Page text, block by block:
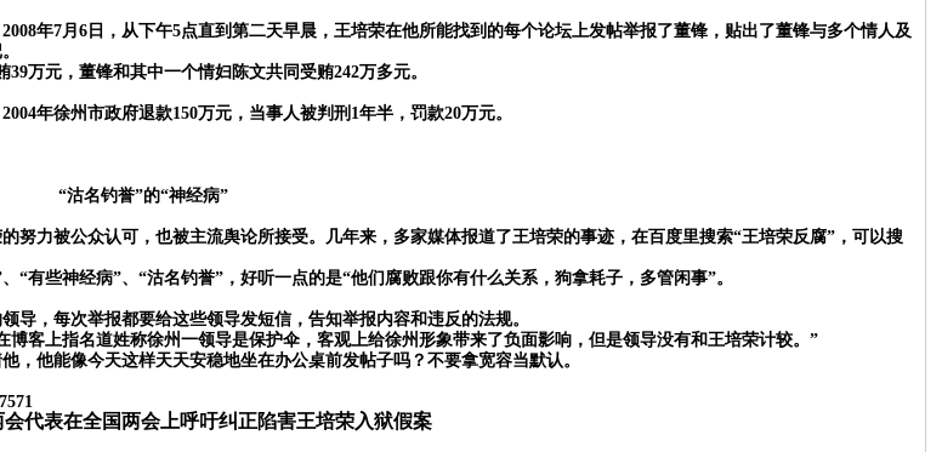
2008年7月6日，从下午5点直到第二天早晨，王培荣在他所能找到的每个论坛上发帖举报了董锋，贴出了董锋与多个情人及
万元，董锋和其中一个情妇陈文共同受贿242万多元。
年徐州市政府退款150万元，当事人被判刑1年半，罚款20万元。
“沽名钓誉”的“神经病”
力被公众认可，也被主流舆论所接受。几年来，多家媒体报道了王培荣的事迹，在百度里搜索“王培荣反腐”，可以搜
、“有些神经病”、“沽名钓誉”，好听一点的是“他们腐败跟你有什么关系，狗拿耗子，多管闲事”。
导，每次举报都要给这些领导发短信，告知举报内容和违反的法规。
客上指名道姓称徐州一领导是保护伞，客观上给徐州形象带来了负面影响，但是领导没有和王培荣计较。”
他能像今天这样天天安稳地坐在办公桌前发帖子吗？不要拿宽容当默认。
会代表在全国两会上呼吁纠正陷害王培荣入狱假案